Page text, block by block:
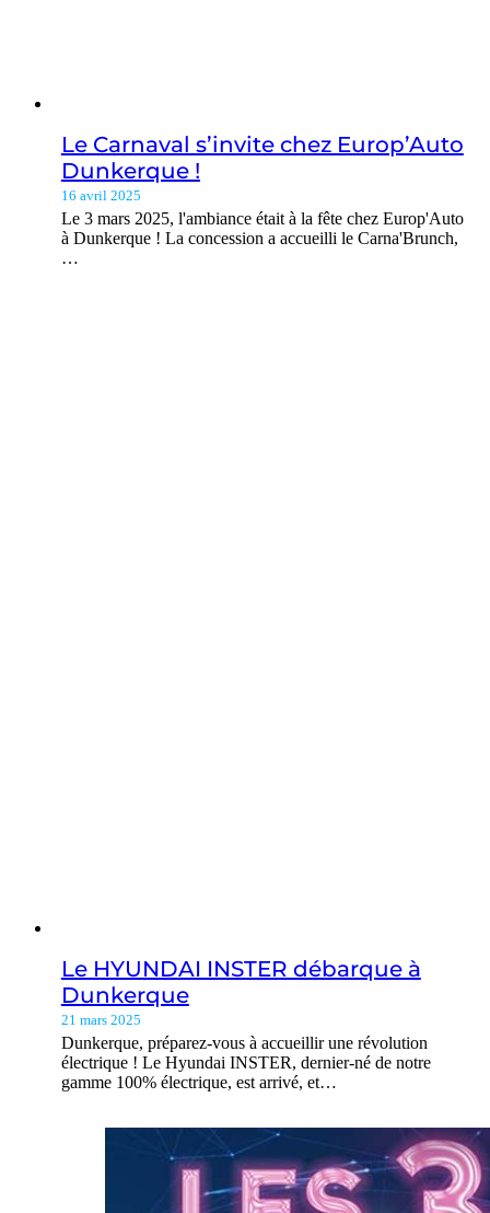
Le Carnaval s’invite chez Europ’Auto
Dunkerque !
16 avril 2025
Le 3 mars 2025, l'ambiance était à la fête chez Europ'Auto
à Dunkerque ! La concession a accueilli le Carna'Brunch,
…
Le HYUNDAI INSTER débarque à
Dunkerque
21 mars 2025
Dunkerque, préparez-vous à accueillir une révolution
électrique ! Le Hyundai INSTER, dernier-né de notre
gamme 100% électrique, est arrivé, et…